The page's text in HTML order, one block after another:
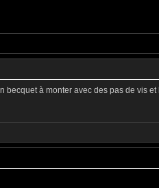
à monter avec des pas de vis et